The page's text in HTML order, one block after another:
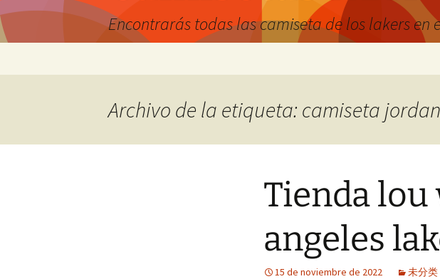
Encontrarás todas las camiseta de los lakers
Archivo de la etiqueta: camiseta
Tienda
angeles
15 de noviembre de 2022 未分类